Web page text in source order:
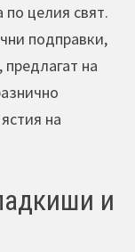
по целия свят.
подправки,
на
на
и